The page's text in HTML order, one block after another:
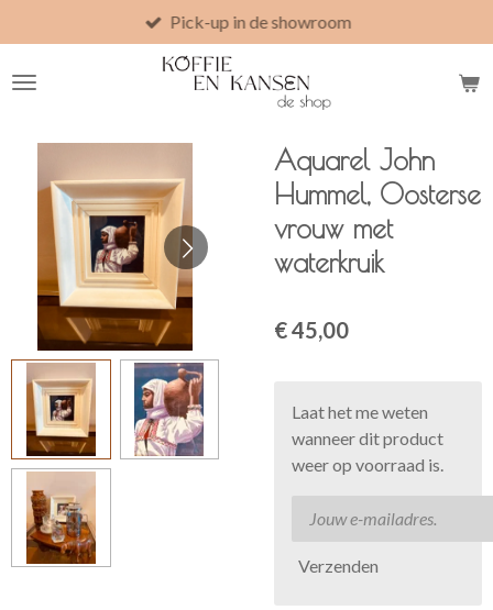
direct
naar
Pick-up in de showroom
Aquarel John
Hummel, Oosterse
vrouw met
waterkruik
€ 45,00
Laat het me weten
wanneer dit product
weer op voorraad is.
Verzenden